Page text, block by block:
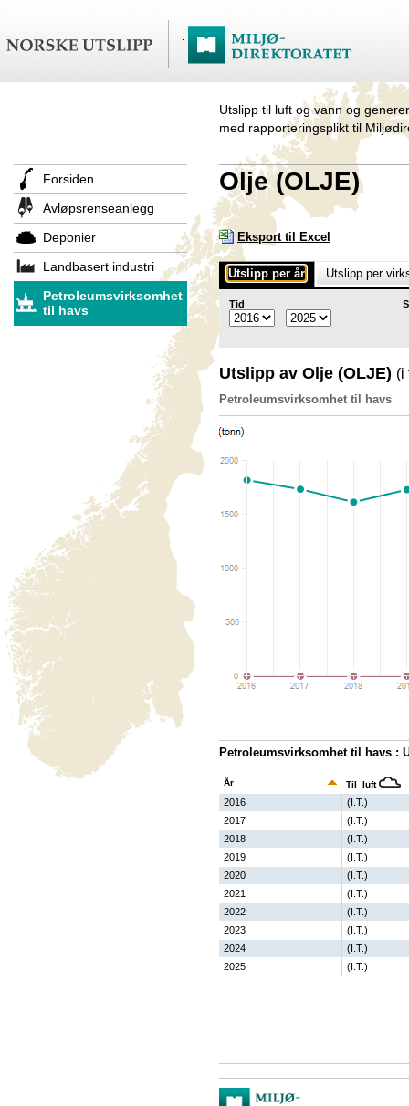
Utslipp til luft og vann og
med rapporteringsplikt til
Forsiden
Avløpsrenseanlegg
Deponier
Landbasert industri
Petroleumsvirksomhet
til havs
Olje (OLJE)
Eksport til Excel
Utslipp per år Utslipp per
Tid
Utslipp av Olje (OLJE) (i
Petroleumsvirksomhet til havs
Petroleumsvirksomhet til havs :
År Til luft
2016
(I.T.)
2017
(I.T.)
2018
(I.T.)
2019
(I.T.)
2020
(I.T.)
2021
(I.T.)
2022
(I.T.)
2023
(I.T.)
2024
(I.T.)
2025
(I.T.)